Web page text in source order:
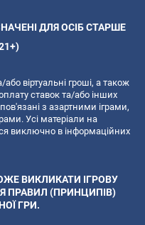
ДЛЯ ОСІБ СТАРШЕ
віртуальні гроші, а також
ставок та/або інших
з азартними іграми,
Усі матеріали на
виключно в інформаційних
ВИКЛИКАТИ ІГРОВУ
ПРАВИЛ (ПРИНЦИПІВ)
ГРИ.